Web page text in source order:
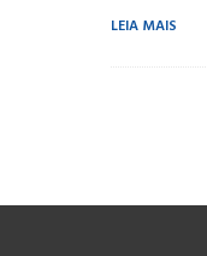
LEIA MAIS